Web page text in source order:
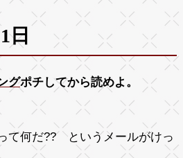
日
グポチしてから読めよ。
て何だ??というメールがけっ